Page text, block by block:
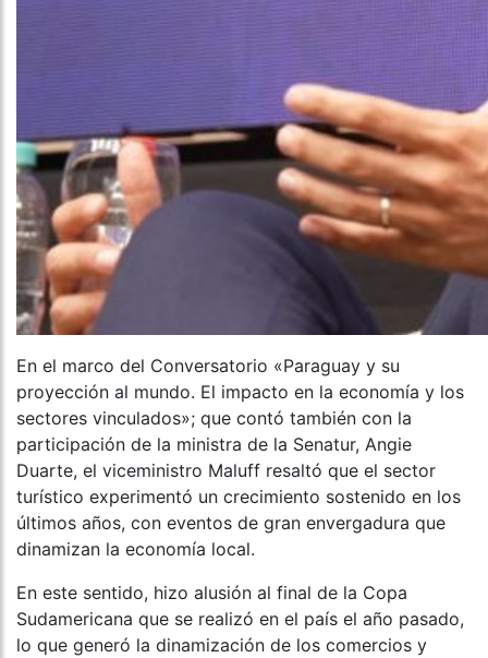
En el marco del Conversatorio «Paraguay y su
proyección al mundo. El impacto en la economía y los
sectores vinculados»; que contó también con la
participación de la ministra de la Senatur, Angie
Duarte, el viceministro Maluff resaltó que el sector
turístico experimentó un crecimiento sostenido en los
últimos años, con eventos de gran envergadura que
dinamizan la economía local.
En este sentido, hizo alusión al final de la Copa
Sudamericana que se realizó en el país el año pasado,
lo que generó la dinamización de los comercios y